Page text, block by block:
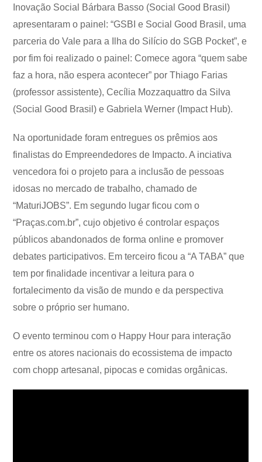
Inovação Social Bárbara Basso (Social Good Brasil)
apresentaram o painel: “GSBI e Social Good Brasil, uma
parceria do Vale para a Ilha do Silício do SGB Pocket”, e
por fim foi realizado o painel: Comece agora “quem sabe
faz a hora, não espera acontecer” por Thiago Farias
(professor assistente), Cecília Mozzaquattro da Silva
(Social Good Brasil) e Gabriela Werner (Impact Hub).
Na oportunidade foram entregues os prêmios aos
finalistas do Empreendedores de Impacto. A inciativa
vencedora foi o projeto para a inclusão de pessoas
idosas no mercado de trabalho, chamado de
“MaturiJOBS”. Em segundo lugar ficou com o
“Praças.com.br”, cujo objetivo é controlar espaços
públicos abandonados de forma online e promover
debates participativos. Em terceiro ficou a “A TABA” que
tem por finalidade incentivar a leitura para o
fortalecimento da visão de mundo e da perspectiva
sobre o próprio ser humano.
O evento terminou com o Happy Hour para interação
entre os atores nacionais do ecossistema de impacto
com chopp artesanal, pipocas e comidas orgânicas.